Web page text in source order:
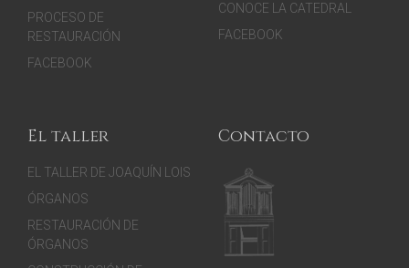
PROCESO DE
RESTAURACIÓN
FACEBOOK
CONOCE LA CATEDRAL
FACEBOOK
El taller
EL TALLER DE JOAQUÍN LOIS
ÓRGANOS
RESTAURACIÓN DE
ÓRGANOS
Contacto